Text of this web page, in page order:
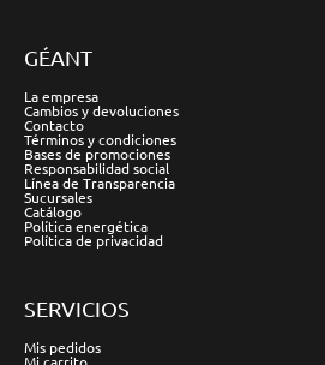
GÉANT
La empresa
Cambios y devoluciones
Contacto
Términos y condiciones
Bases de promociones
Responsabilidad social
Línea de Transparencia
Sucursales
Catálogo
Política energética
Política de privacidad
SERVICIOS
Mis pedidos